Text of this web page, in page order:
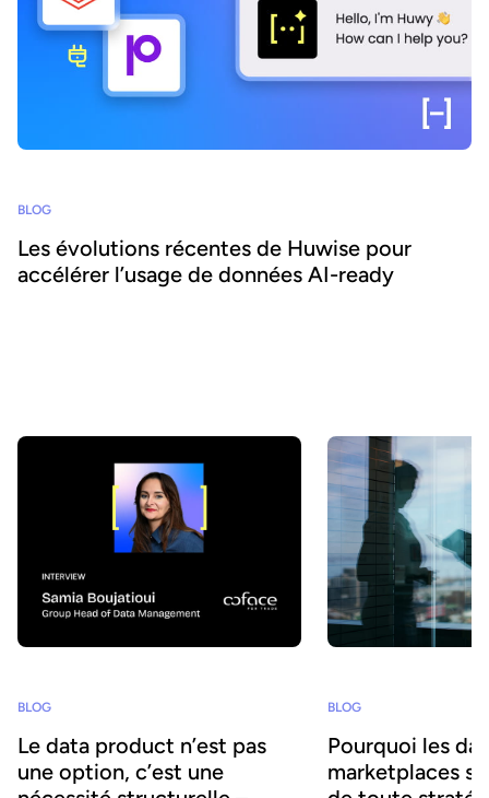
BLOG
Les évolutions récentes de Huwise pour
accélérer l’usage de données AI-ready
BLOG
Le data product n’est pas
une option, c’est une
BLOG
Pourquoi les
marketplaces